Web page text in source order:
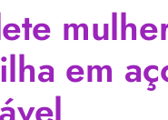
em